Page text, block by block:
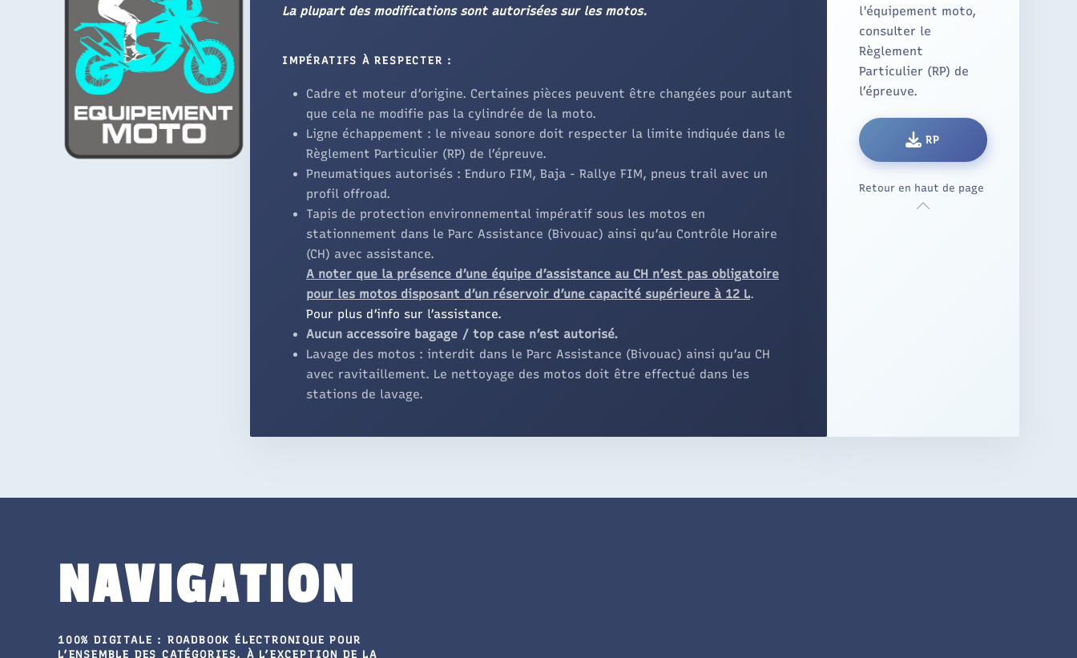
La plupart des modifications sont autorisées sur les motos.
IMPÉRATIFS À RESPECTER :
Cadre et moteur d’origine. Certaines pièces peuvent être changées pour autant
que cela ne modifie pas la cylindrée de la moto.
Ligne échappement : le niveau sonore doit respecter la limite indiquée dans le
Règlement Particulier (RP) de l’épreuve.
Pneumatiques autorisés : Enduro FIM, Baja - Rallye FIM, pneus trail avec un
profil offroad.
Tapis de protection environnemental impératif sous les motos en
stationnement dans le Parc Assistance (Bivouac) ainsi qu’au Contrôle Horaire
(CH) avec assistance.
A noter que la présence d’une équipe d’assistance au CH n’est pas obligatoire
pour les motos disposant d’un réservoir d’une capacité supérieure à 12 L.
Pour plus d’info sur l’assistance.
Aucun accessoire bagage / top case n’est autorisé.
Lavage des motos : interdit dans le Parc Assistance (Bivouac) ainsi qu’au CH
avec ravitaillement. Le nettoyage des motos doit être effectué dans les
stations de lavage.
l'équipement moto,
consulter le
Règlement
Particulier (RP) de
l’épreuve.
RP
Retour en haut de page
NAVIGATION
100% DIGITALE : ROADBOOK ÉLECTRONIQUE POUR
L’ENSEMBLE DES CATÉGORIES, À L’EXCEPTION DE LA